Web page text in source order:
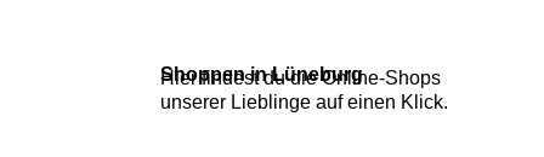
Shoppen in Lüneburg
Hier findest du die Online-Shops
unserer Lieblinge auf einen Klick.